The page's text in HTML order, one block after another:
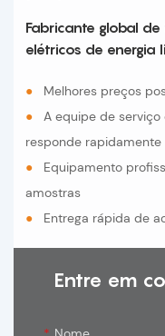
Fabricante global
elétricos de energia
●
Melhores preços
●
A equipe de
responde rapidamente
●
Equipamento
amostras
●
Entrega rápida de
Entre em